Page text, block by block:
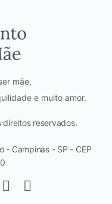
mãe,
e muito amor.
direitos reservados.
- Campinas - SP - CEP